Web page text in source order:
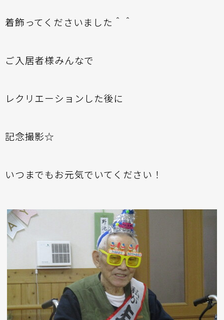
着飾ってくださいました＾＾
ご入居者様みんなで
レクリエーションした後に
記念撮影☆
いつまでもお元気でいてください！